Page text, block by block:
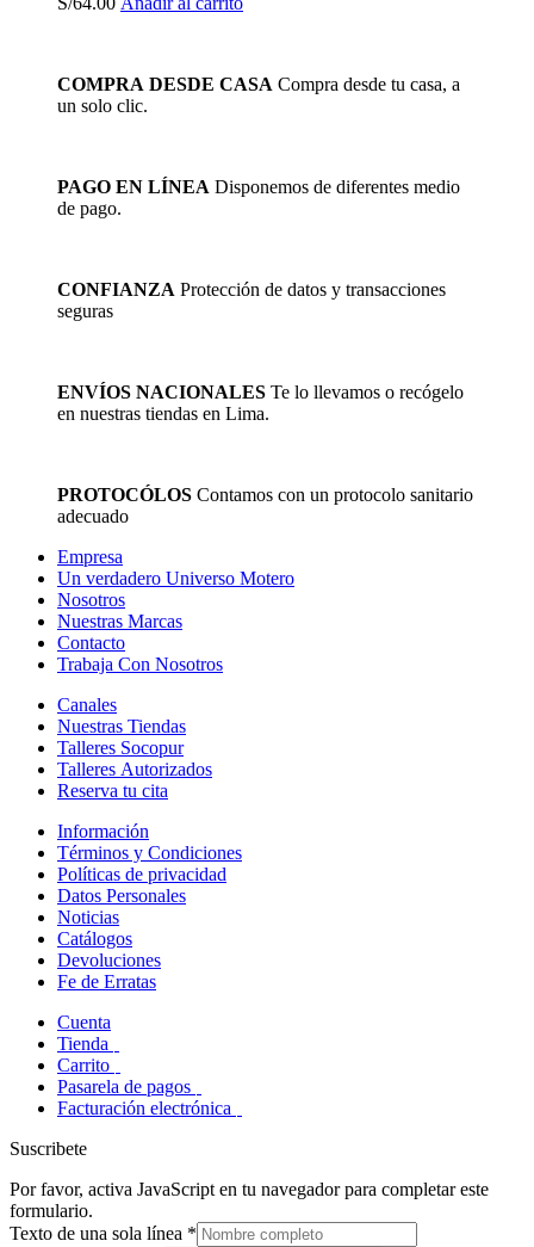
COMPRA DESDE CASA Compra desde tu casa, a
un solo clic.
PAGO EN LÍNEA Disponemos de diferentes medio
de pago.
CONFIANZA Protección de datos y transacciones
seguras
ENVÍOS NACIONALES Te lo llevamos o recógelo
en nuestras tiendas en Lima.
PROTOCÓLOS Contamos con un protocolo sanitario
adecuado
Empresa
Un verdadero Universo Motero
Nosotros
Nuestras Marcas
Contacto
Trabaja Con Nosotros
Canales
Nuestras Tiendas
Talleres Socopur
Talleres Autorizados
Reserva tu cita
Información
Términos y Condiciones
Políticas de privacidad
Datos Personales
Noticias
Catálogos
Devoluciones
Fe de Erratas
Cuenta
Tienda
Carrito
Pasarela de pagos
Facturación electrónica
Suscribete
Por favor, activa JavaScript en tu navegador para completar este
formulario.
Texto de una sola línea *